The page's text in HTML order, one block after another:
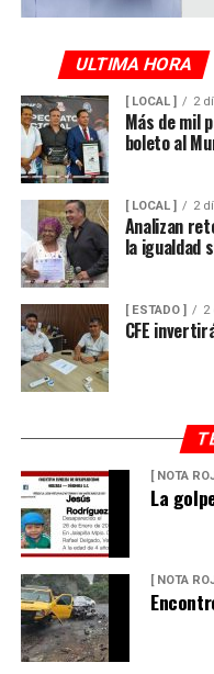
ULTIMA HORA
[ LOCAL ] 2
Más de mil
boleto al
[ LOCAL ] 2
Analizan
la igualdad
[ ESTADO ] 2
CFE
[ NOTA
La
[ NOTA